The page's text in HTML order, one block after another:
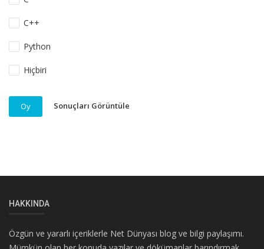
C++
Python
Hiçbiri
Oy Sonuçları Görüntüle
HAKKINDA
Özgün ve yararlı içeriklerle Net Dünyası blog ve bilgi paylaşımı.